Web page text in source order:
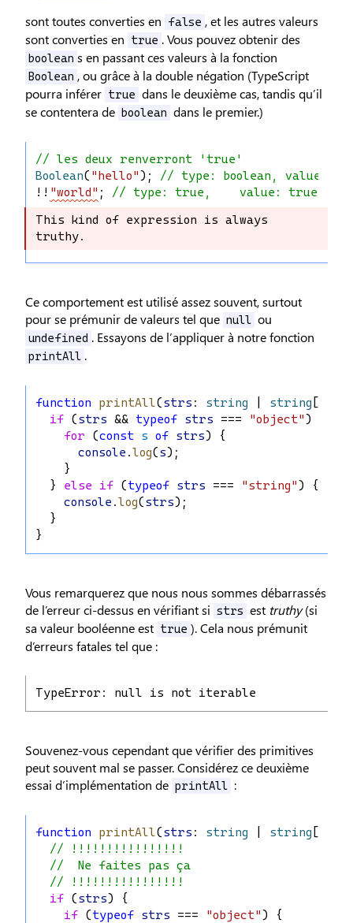
sont toutes converties en false , et les autres valeurs
sont converties en
true . Vous pouvez obtenir des
boolean s en passant ces valeurs à la fonction
Boolean , ou grâce à la double négation (TypeScript
pourra inférer true dans le deuxième cas, tandis qu’il
se contentera de boolean dans le premier.)
// les deux renverront 'true'
Boolean( "hello");
// type: boolean, value:
!! "world" ;
// type: true,    value: true
This kind of expression is always
truthy.
This kind of expression is always
truthy.
Ce comportement est utilisé assez souvent, surtout
pour se prémunir de valeurs tel que null ou
undefined . Essayons de l’appliquer à notre fonction
printAll .
function printAll(strs : string string [] |
if (strs && typeof strs === "object") {
for (const s of strs) {
console .log(s);
    }
  }
else if (typeof strs === "string") {
console .log(strs);
  }
}
Vous remarquerez que nous nous sommes débarrassés
de l’erreur ci-dessus en vérifiant si strs est truthy(si
sa valeur booléenne est true ). Cela nous prémunit
d’erreurs fatales tel que :
TypeError: null is not iterable
Souvenez-vous cependant que vérifier des primitives
peut souvent mal se passer. Considérez ce deuxième
essai d’implémentation de printAll :
function printAll(strs : string string [] |
// !!!!!!!!!!!!!!!!
//  Ne faites pas ça
// !!!!!!!!!!!!!!!!
if (strs) {
if (typeof strs === "object") {